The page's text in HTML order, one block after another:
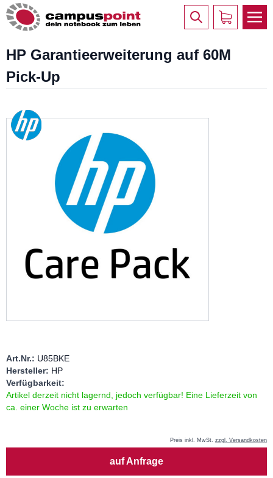
HP Garantieerweiterung auf 60M
Pick-Up
Art.Nr.: U85BKE
Hersteller: HP
Verfügbarkeit:
Artikel derzeit nicht lagernd, jedoch verfügbar! Eine Lieferzeit von
ca. einer Woche ist zu erwarten
Preis inkl. MwSt. zzgl. Versandkosten
auf Anfrage